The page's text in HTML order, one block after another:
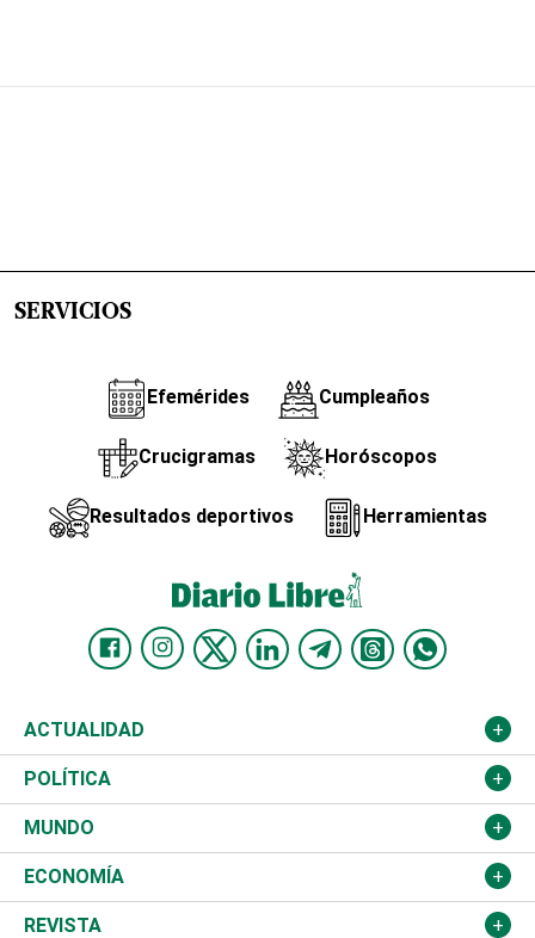
SERVICIOS
Efemérides Cumpleaños
Crucigramas Horóscopos
Resultados deportivos Herramientas
ACTUALIDAD
Nacional
Ciudad
Educación
Salud
POLÍTICA
Partidos
JCE
TSE
MUNDO
Estados Unidos
América Latina
ECONOMÍA
Finanzas
REVISTA